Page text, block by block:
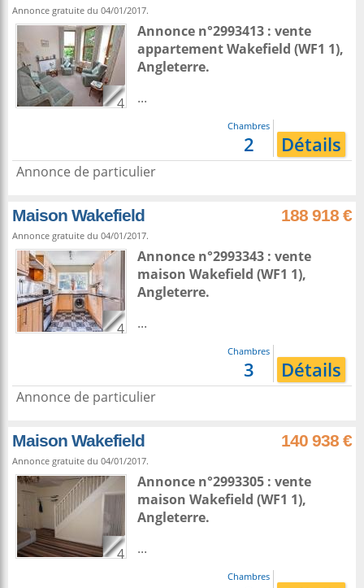
Annonce gratuite du 04/01/2017.
4
Annonce n°2993413 : vente
appartementWakefield (WF1 1),
Angleterre.
...
Chambres
2 Détails
Annonce de particulier
Maison Wakefield 188 918 €
Annonce gratuite du 04/01/2017.
4
Annonce n°2993343 : vente
maison Wakefield (WF1 1),
Angleterre.
...
Chambres
3 Détails
Annonce de particulier
Maison Wakefield 140 938 €
Annonce gratuite du 04/01/2017.
4
Annonce n°2993305 : vente
maison Wakefield (WF1 1),
Angleterre.
...
Chambres